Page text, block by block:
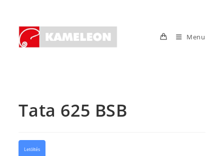
content
Menu
Tata 625 BSB
Letöltés